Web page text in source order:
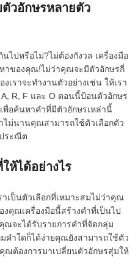
วอักษรหลายตัว
ไปหรือไม่?ไม่ต้องกังวล เครื่องมือ
าของคุณ!ไม่ว่าคุณจะมีตัวอักษรกี่
เราจะทำงานตัวอย่างเช่น ให้เรา
R, F และ O ตอนนี้ป้อนตัวอักษร
พื่อค้นหาคำที่มีตัวอักษรเหล่านี้
ม่นานคุณสามารถใช้ตัวเลือกตัว
ระณีต
ห้ได้อย่างไร
าเป็นตัวเลือกที่เหมาะสมไม่ว่าคุณ
งคุณเครื่องมือนี้สร้างคำที่เป็นไป
จะได้รับรายการคำที่จัดกลุ่ม
คำใดก็ได้ง่ายคุณยังสามารถใช้ตัว
ณต้องการมาเปลี่ยนตัวอักษรสุ่มให้